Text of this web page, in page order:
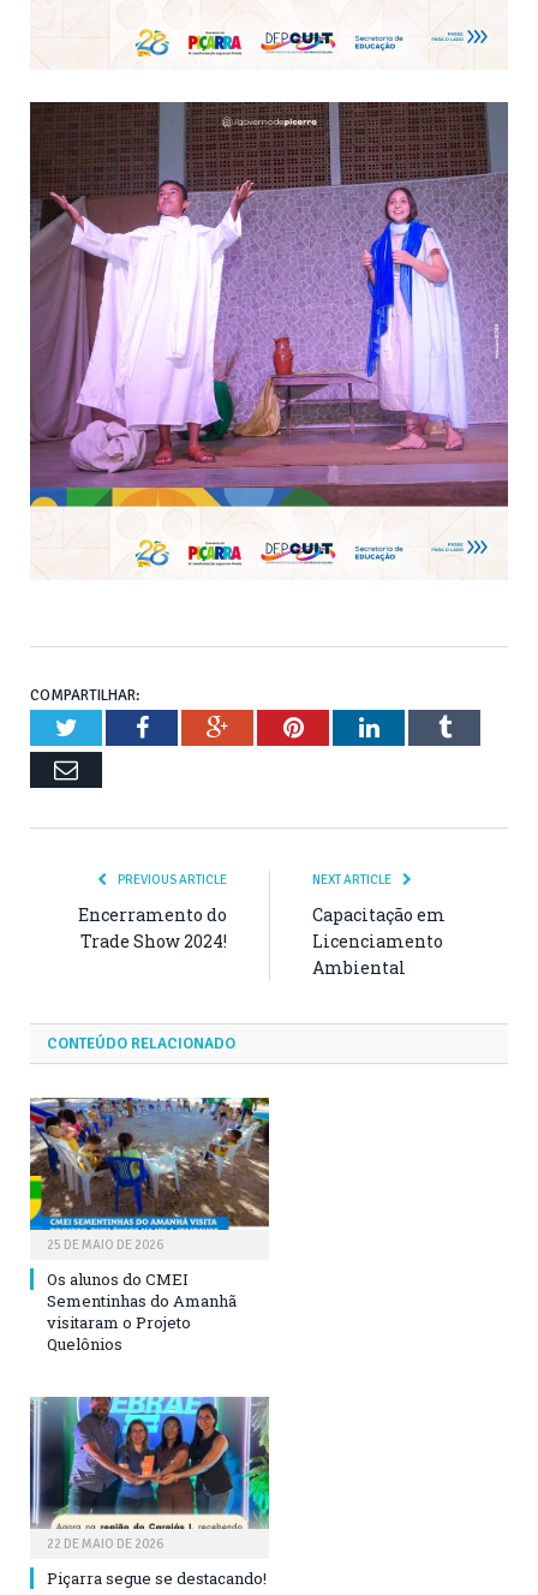
COMPARTILHAR:
TwitterFacebookGoogle+PinterestLinkedInTumblr
Email
PREVIOUS ARTICLE
Encerramento do
Trade Show 2024!
NEXT ARTICLE
Capacitação em
Licenciamento
Ambiental
CONTEÚDO RELACIONADO
25 DE MAIO DE 2026
Os alunos do CMEI
Sementinhas do Amanhã
visitaram o Projeto
Quelônios
22 DE MAIO DE 2026
Piçarra segue se destacando!